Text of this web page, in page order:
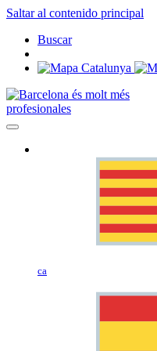
Saltar al contenido principal
Buscar
profesionales
ca